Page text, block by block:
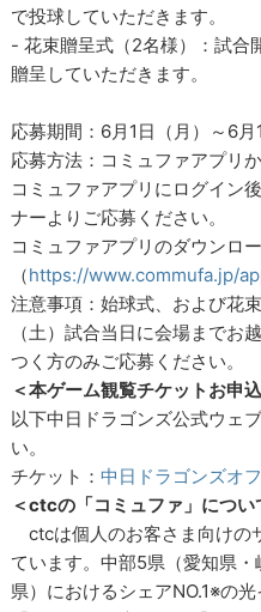
で投球していただきます。
- 花束贈呈式（2名様）：試合
贈呈していただきます。
応募期間：6月1日（月）～6月
応募方法：コミュファアプリ
コミュファアプリにログイン
ナーよりご応募ください。
コミュファアプリのダウンロ
（https://www.commufa.jp/
注意事項：始球式、および花
（土）試合当日に会場までお
つく方のみご応募ください。
＜本ゲーム観覧チケットお申
以下中日ドラゴンズ公式ウェ
い。
チケット：中日ドラゴンズオ
＜ctcの「コミュファ」につい
ctcは個人のお客さま向けの
ています。中部5県（愛知県
県）におけるシェアNO.1※の